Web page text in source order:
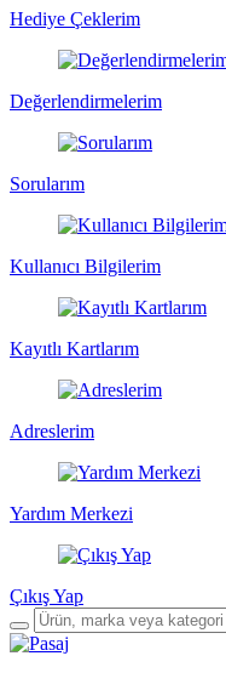
Hediye Çeklerim
Değerlendirmelerim
Sorularım
Kullanıcı Bilgilerim
Kayıtlı Kartlarım
Adreslerim
Yardım Merkezi
Çıkış Yap